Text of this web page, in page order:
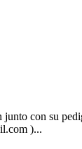
con su
)...